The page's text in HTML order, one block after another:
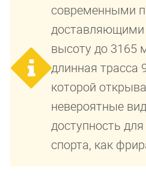
современными
доставляющими
высоту до 3165
длинная трасса
которой
невероятные
доступность
спорта, как